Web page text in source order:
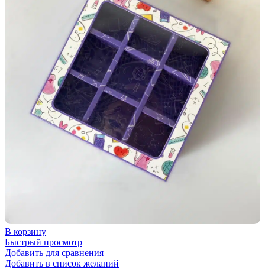
В корзину
Быстрый просмотр
Добавить для сравнения
Добавить в список желаний